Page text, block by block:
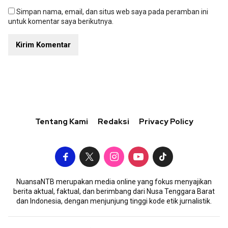
Simpan nama, email, dan situs web saya pada peramban ini
untuk komentar saya berikutnya.
Tentang Kami Redaksi Privacy Policy
NuansaNTB merupakan media online yang fokus menyajikan
berita aktual, faktual, dan berimbang dari Nusa Tenggara Barat
dan Indonesia, dengan menjunjung tinggi kode etik jurnalistik.